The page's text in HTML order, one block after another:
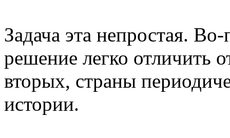
Задача эта непростая.
решение легко отличить
вторых, страны
истории.